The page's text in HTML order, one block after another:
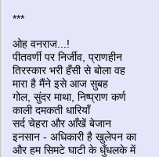
***
ओह वनराज...!
पीतवर्णी पर निर्जीव, प्राणहीन
तिरस्कार भरी हँसी से बोला वह
मारा है मैंने इसे आज सुबह
गोल, सुंदर माथा, निष्प्राण कर्ण
काली दमकती धारियाँ
सर्द चेहरा और आँखें बेजान
इनसान - अधिकारी है खुलेपन का
और हम सिमटे घाटी के धुँधलके में